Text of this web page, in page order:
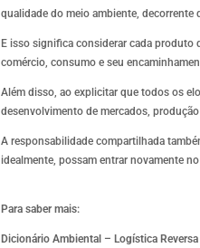
qualidade do meio ambiente,
E isso significa considerar cada produto
comércio, consumo e seu
Além disso, ao explicitar que todos os
desenvolvimento de mercados,
A responsabilidade compartilhada
idealmente, possam entrar novamente
Para saber mais:
Dicionário Ambiental – Logística Reversa